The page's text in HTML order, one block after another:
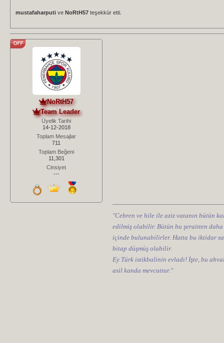
mustafaharputi ve NoRtH57 teşekkür etti.
NoRtH57
Team Leader
Üyelik Tarihi
14-12-2018
Toplam Mesajlar
711
Toplam Beğeni
11,301
Cinsiyet
---
"Cebren ve hile ile aziz vatanın bütün
edilmiş olabilir. Bütün bu şeraitten
içinde bulunabilirler. Hatta bu iktidar
bitap düşmüş olabilir.
Ey Türk istikbalinin evladı! İşte, bu
asil kanda mevcuttur."